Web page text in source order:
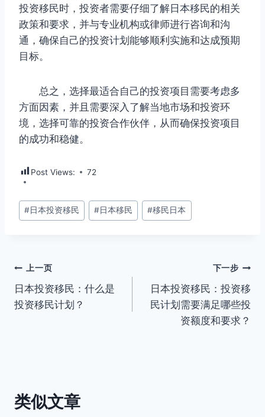
投资移民时，投资者需要仔细了解日本移民的相关
政策和要求，并与专业机构或律师进行咨询和沟
通，确保自己的投资计划能够顺利实施和达成预期
目标。
总之，选择最适合自己的投资项目需要考虑多
方面因素，并且需要深入了解当地市场和投资环
境，选择可靠的投资合作伙伴，从而确保投资项目
的成功和稳健。
Post Views: 72
文
章
#日本投资移民 #日本移民 #移民日本
文
章
上一页
日本投资移民：什么是
投资移民计划？
下一步
日本投资移民：投资移
民计划需要满足哪些投
资额度和要求？
类似文章